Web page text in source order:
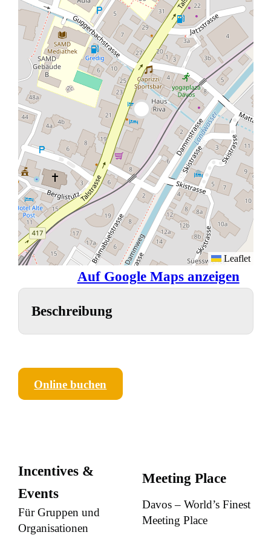
Leaflet
Auf Google Maps anzeigen
Beschreibung
Online buchen
Incentives &
Events
Für Gruppen und
Organisationen
Meeting Place
Davos – World’s Finest
Meeting Place